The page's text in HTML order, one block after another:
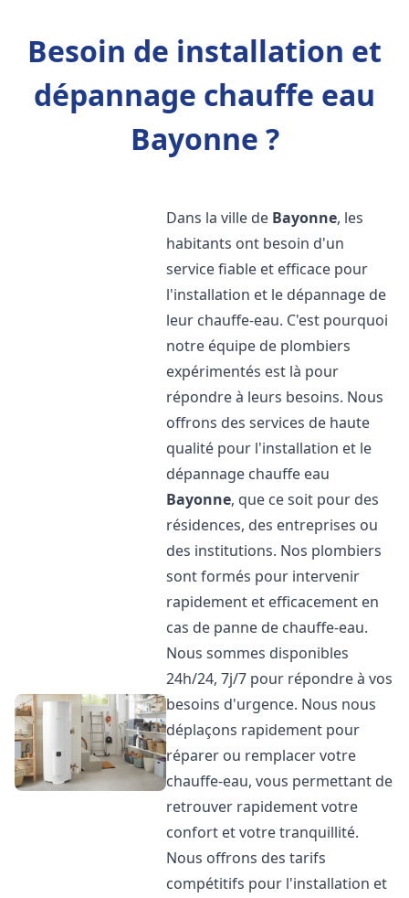
Besoin de installation et
dépannage chauffe eau
Bayonne ?
Dans la ville de Bayonne, les
habitants ont besoin d'un
service fiable et efficace pour
l'installation et le dépannage de
leur chauffe-eau. C'est pourquoi
notre équipe de plombiers
expérimentés est là pour
répondre à leurs besoins. Nous
offrons des services de haute
qualité pour l'installation et le
dépannage chauffe eau
Bayonne, que ce soit pour des
résidences, des entreprises ou
des institutions. Nos plombiers
sont formés pour intervenir
rapidement et efficacement en
cas de panne de chauffe-eau.
Nous sommes disponibles
24h/24, 7j/7 pour répondre à vos
besoins d'urgence. Nous nous
déplaçons rapidement pour
réparer ou remplacer votre
chauffe-eau, vous permettant de
retrouver rapidement votre
confort et votre tranquillité.
Nous offrons des tarifs
compétitifs pour l'installation et